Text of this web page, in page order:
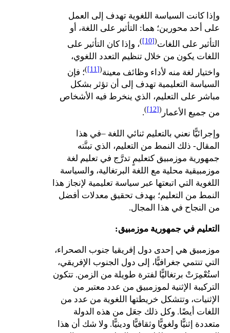
وإذا كانت السياسة اللغوية تهدف إلى العمل
على أحد محورين؛ هما: التأثير على اللغة، أو
التأثير على اللغات(
[10]
)، وإذا كان التأثير على
اللغات يكون من خلال تنظيم التعدد اللغوي،
واختيار لغة منه لأداء وظائف معينة(
[11]
)؛ فإن
السياسة التعليمية تهدف إلى أن تؤثر بشكل
مباشر على التعليم، الذي ينخرط فيه الأشخاص
من جميع الأعمار (
[12]
)
.
وإجرائيًّا نعني بالتعليم ثنائي اللغة –في هذا
المقال- ذلك النمط من التعليم، الذي تبنَّته
جمهورية موزمبيق كتعليمٍ تدرَّج في تعليم لغة
موزمبيقية محلية مع اللغة البرتغالية، والسياسة
اللغوية التي اتبعتها عبر سياسة تعليمية لإنجاز هذا
النمط من التعليم؛ بهدف تحقيق معدلات أفضل
من النجاح في هذا المجال.
التعليم في جمهورية موزمبيق:
موزمبيق هي إحدى دول إفريقيا جنوب الصحراء،
التي تنتمي جغرافيًّا، إلى دول الجنوب الإفريقي،
استُعْمِرَتْ برتغاليًّا لفترة طويلة من الزمن. تتكون
التركيبة الإثنية لموزمبيق من عدد معتبر من
الإثنيات، وتتشكل خريطتها اللغوية من عدد من
اللغات أيضًا. وكل ذلك جعَل من هذه الدولة
متعددة إثنيًّا ولغويًّا وثقافيًّا ودينيًّا. ولا شك أن هذا